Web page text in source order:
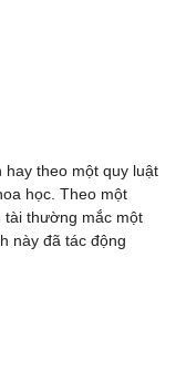
theo một quy luật
học. Theo một
thường mắc một
này đã tác động